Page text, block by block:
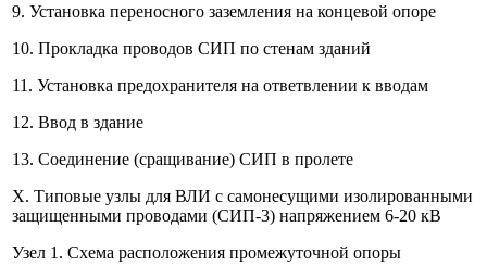
9. Установка переносного заземления на концевой опоре
10. Прокладка проводов СИП по стенам зданий
11. Установка предохранителя на ответвлении к вводам
12. Ввод в здание
13. Соединение (сращивание) СИП в пролете
X. Типовые узлы для ВЛИ с самонесущими изолированными
защищенными проводами (СИП-3) напряжением 6-20 кВ
Узел 1. Схема расположения промежуточной опоры